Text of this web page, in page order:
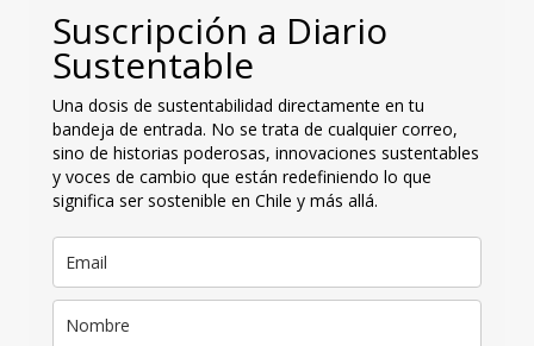
Suscripción a Diario
Sustentable
Una dosis de sustentabilidad directamente en tu
bandeja de entrada. No se trata de cualquier correo,
sino de historias poderosas, innovaciones sustentables
y voces de cambio que están redefiniendo lo que
significa ser sostenible en Chile y más allá.